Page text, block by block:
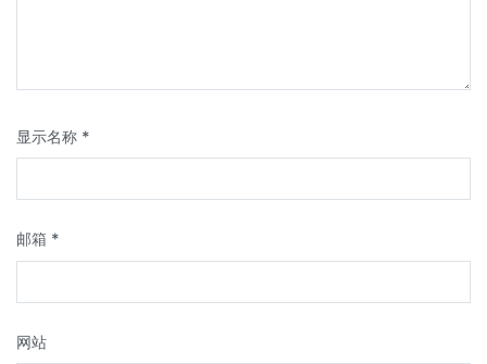
显示名称 *
邮箱 *
网站